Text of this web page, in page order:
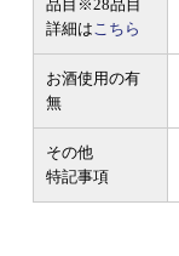
品目 ※28品目
詳細はこちら
お酒使用の有
無
その他
特記事項